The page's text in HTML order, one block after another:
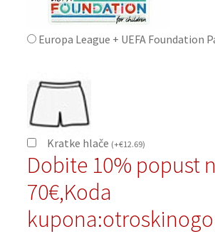
Europa League + UEFA Foundation
Kratke hlače (+€12.69)
Dobite 10% popust
70€,Koda